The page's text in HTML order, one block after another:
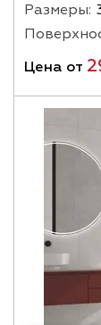
Размеры:
Цена от